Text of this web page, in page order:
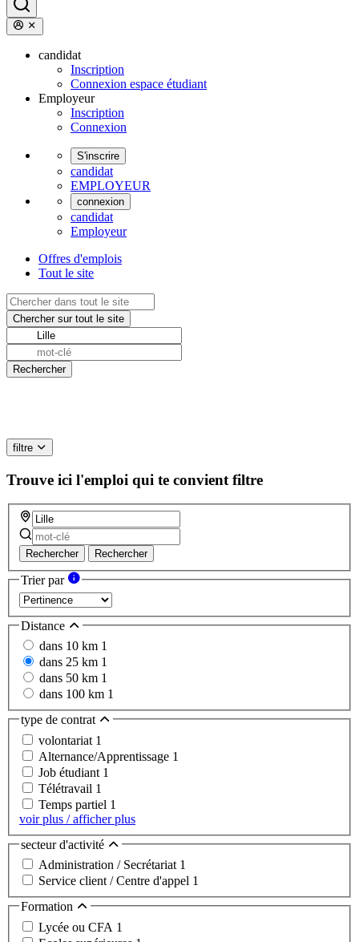
candidat
Inscription
Connexion espace étudiant
Employeur
Inscription
Connexion
S'inscrire
candidat
EMPLOYEUR
connexion
candidat
Employeur
Offres d'emplois
Tout le site
filtre
Trouve ici l'emploi qui te convient filtre
Rechercher Rechercher
Trier par
Distance
dans 10 km 1
dans 25 km 1
dans 50 km 1
dans 100 km 1
type de contrat
volontariat 1
Alternance/Apprentissage 1
Job étudiant 1
Télétravail 1
Temps partiel 1
voir plus / afficher plus
secteur d'activité
Administration / Secrétariat 1
Service client / Centre d'appel 1
Formation
Lycée ou CFA 1